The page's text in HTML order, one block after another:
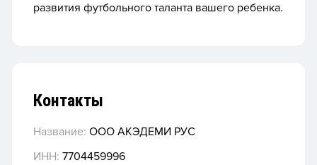
развития футбольного таланта вашего ребенка.
Контакты
Название: ООО АКЭДЕМИ РУС
ИНН: 7704459996